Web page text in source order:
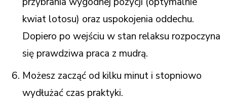
kwiat lotosu) oraz uspokojenia oddechu.
Dopiero po wejściu w stan relaksu rozpoczyna
się prawdziwa praca z mudrą.
Możesz zacząć od kilku minut i stopniowo
wydłużać czas praktyki.